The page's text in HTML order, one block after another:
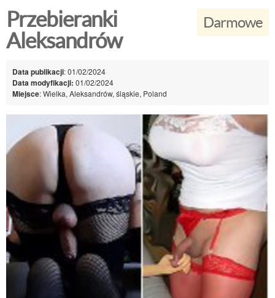
Darmowe
Przebieranki
Aleksandrów
Data publikacji: 01/02/2024
Data modyfikacji: 01/02/2024
Miejsce: Wielka, Aleksandrów, śląskie, Poland